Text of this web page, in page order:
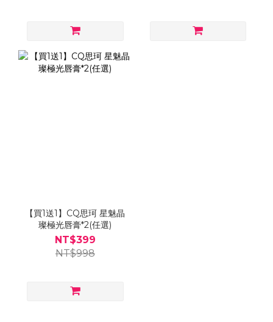
【買1送1】CQ思珂 星魅晶
璨極光唇膏*2(任選)
NT$399
NT$998